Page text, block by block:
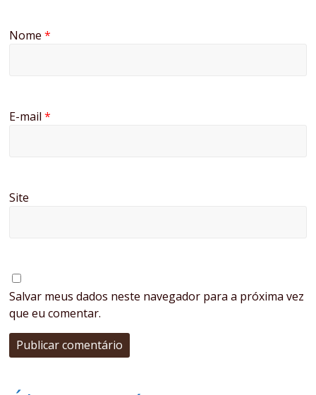
Nome*
E-mail*
Site
Salvar meus dados neste navegador para a próxima vez
que eu comentar.